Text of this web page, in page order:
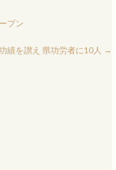
プン
績を讃え 県功労者に10人 →